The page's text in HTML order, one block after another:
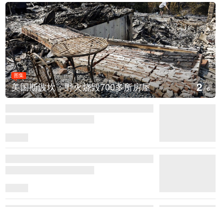
房屋
图集
叙利亚：大马士革发生爆炸
3/6